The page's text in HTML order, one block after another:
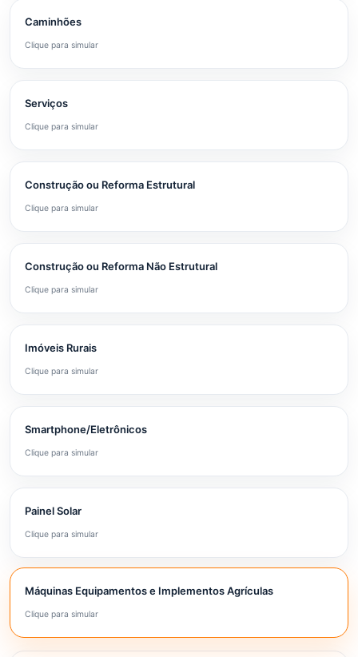
Caminhões
Clique para simular
Serviços
Clique para simular
Construção ou Reforma Estrutural
Clique para simular
Construção ou Reforma Não Estrutural
Clique para simular
Imóveis Rurais
Clique para simular
Smartphone/Eletrônicos
Clique para simular
Painel Solar
Clique para simular
Máquinas Equipamentos e Implementos Agrículas
Clique para simular